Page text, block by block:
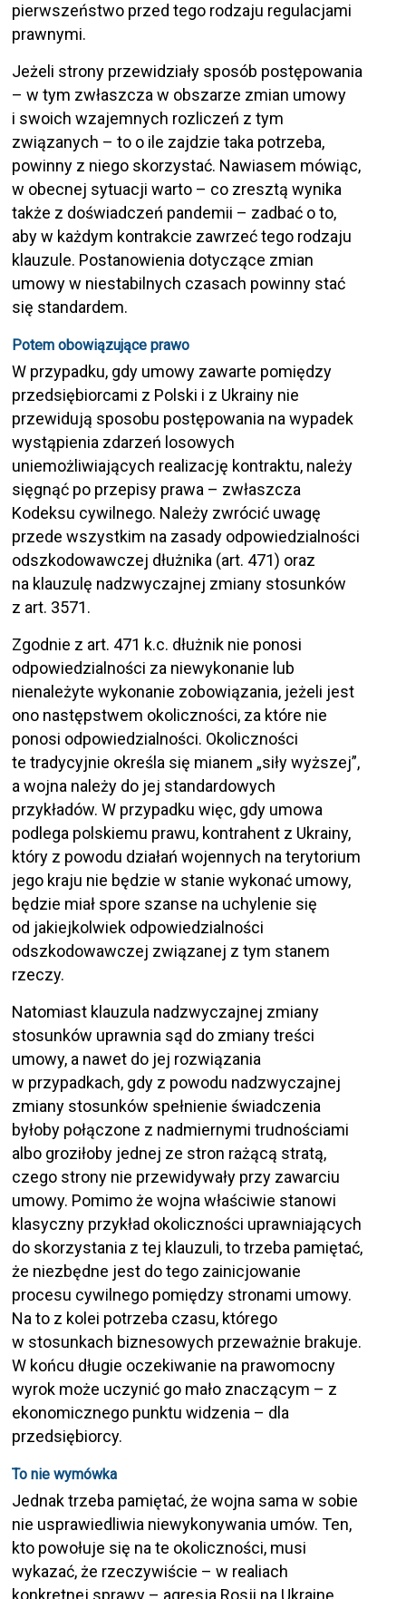
pierwszeństwo przed tego rodzaju regulacjami
prawnymi.
Jeżeli strony przewidziały sposób postępowania
– w tym zwłaszcza w obszarze zmian umowy
i swoich wzajemnych rozliczeń z tym
związanych – to o ile zajdzie taka potrzeba,
powinny z niego skorzystać. Nawiasem mówiąc,
w obecnej sytuacji warto – co zresztą wynika
także z doświadczeń pandemii – zadbać o to,
aby w każdym kontrakcie zawrzeć tego rodzaju
klauzule. Postanowienia dotyczące zmian
umowy w niestabilnych czasach powinny stać
się standardem.
Potem obowiązujące prawo
W przypadku, gdy umowy zawarte pomiędzy
przedsiębiorcami z Polski i z Ukrainy nie
przewidują sposobu postępowania na wypadek
wystąpienia zdarzeń losowych
uniemożliwiających realizację kontraktu, należy
sięgnąć po przepisy prawa – zwłaszcza
Kodeksu cywilnego. Należy zwrócić uwagę
przede wszystkim na zasady odpowiedzialności
odszkodowawczej dłużnika (art. 471) oraz
na klauzulę nadzwyczajnej zmiany stosunków
z art. 3571.
Zgodnie z art. 471 k.c. dłużnik nie ponosi
odpowiedzialności za niewykonanie lub
nienależyte wykonanie zobowiązania, jeżeli jest
ono następstwem okoliczności, za które nie
ponosi odpowiedzialności. Okoliczności
te tradycyjnie określa się mianem „siły wyższej”,
a wojna należy do jej standardowych
przykładów. W przypadku więc, gdy umowa
podlega polskiemu prawu, kontrahent z Ukrainy,
który z powodu działań wojennych na terytorium
jego kraju nie będzie w stanie wykonać umowy,
będzie miał spore szanse na uchylenie się
od jakiejkolwiek odpowiedzialności
odszkodowawczej związanej z tym stanem
rzeczy.
Natomiast klauzula nadzwyczajnej zmiany
stosunków uprawnia sąd do zmiany treści
umowy, a nawet do jej rozwiązania
w przypadkach, gdy z powodu nadzwyczajnej
zmiany stosunków spełnienie świadczenia
byłoby połączone z nadmiernymi trudnościami
albo groziłoby jednej ze stron rażącą stratą,
czego strony nie przewidywały przy zawarciu
umowy. Pomimo że wojna właściwie stanowi
klasyczny przykład okoliczności uprawniających
do skorzystania z tej klauzuli, to trzeba pamiętać,
że niezbędne jest do tego zainicjowanie
procesu cywilnego pomiędzy stronami umowy.
Na to z kolei potrzeba czasu, którego
w stosunkach biznesowych przeważnie brakuje.
W końcu długie oczekiwanie na prawomocny
wyrok może uczynić go mało znaczącym – z
ekonomicznego punktu widzenia – dla
przedsiębiorcy.
To nie wymówka
Jednak trzeba pamiętać, że wojna sama w sobie
nie usprawiedliwia niewykonywania umów. Ten,
kto powołuje się na te okoliczności, musi
wykazać, że rzeczywiście – w realiach